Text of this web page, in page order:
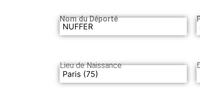
Nom du Déporté
NUFFER
Lieu de Naissance
Paris (75)